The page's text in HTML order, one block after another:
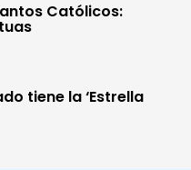
Católicos:
tiene la ‘Estrella